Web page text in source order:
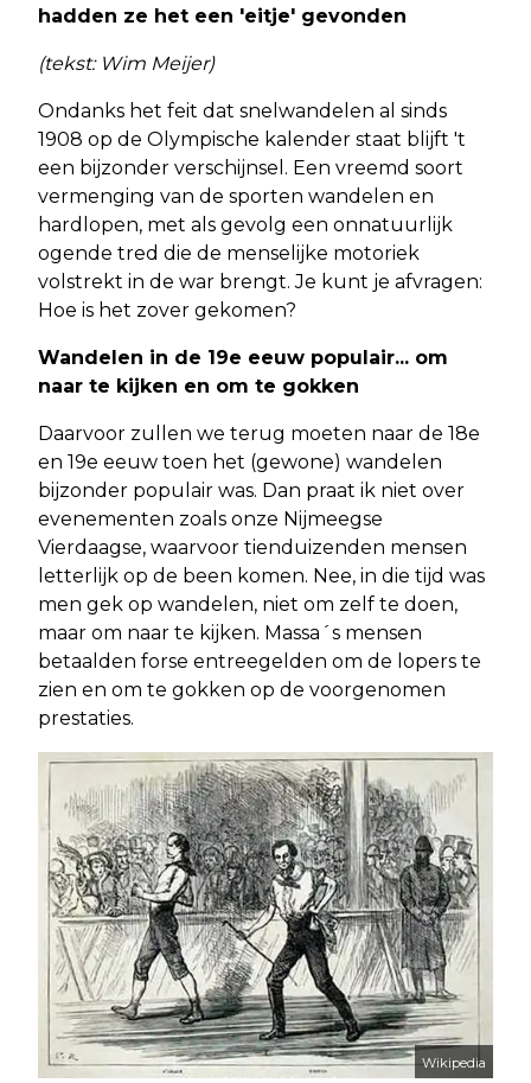
hadden ze het een 'eitje' gevonden
(tekst: Wim Meijer)
Ondanks het feit dat snelwandelen al sinds
1908 op de Olympische kalender staat blijft 't
een bijzonder verschijnsel. Een vreemd soort
vermenging van de sporten wandelen en
hardlopen, met als gevolg een onnatuurlijk
ogende tred die de menselijke motoriek
volstrekt in de war brengt. Je kunt je afvragen:
Hoe is het zover gekomen?
Wandelen in de 19e eeuw populair... om
naar te kijken en om te gokken
Daarvoor zullen we terug moeten naar de 18e
en 19e eeuw toen het (gewone) wandelen
bijzonder populair was. Dan praat ik niet over
evenementen zoals onze Nijmeegse
Vierdaagse, waarvoor tienduizenden mensen
letterlijk op de been komen. Nee, in die tijd was
men gek op wandelen, niet om zelf te doen,
maar om naar te kijken. Massa´s mensen
betaalden forse entreegelden om de lopers te
zien en om te gokken op de voorgenomen
prestaties.
Wikipedia